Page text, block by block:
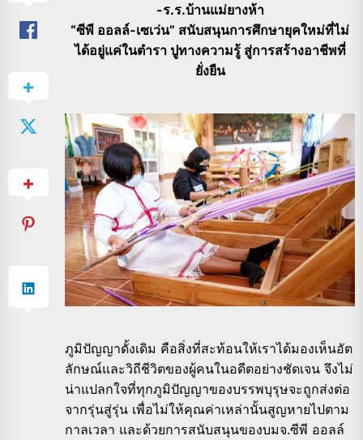
-ร.ร.บ้านแม่ยางห้า
“ซีพี ออลล์-เซเว่น” สนับสนุนการศึกษายุคใหม่ที่ไม่
ได้อยู่แค่ในตำรา ปูทางความรู้ สู่การสร้างอาชีพที่
ยั่งยืน
ภูมิปัญญาดั้งเดิม คือสิ่งที่สะท้อนให้เราได้มองเห็นอัต
ลักษณ์และวิถีชีวิตของผู้คนในอดีตอย่างชัดเจน จึงไม่
น่าแปลกใจที่ทุกภูมิปัญญาของบรรพบุรุษจะถูกส่งต่อ
จากรุ่นสู่รุ่น เพื่อไม่ให้คุณค่าเหล่านั้นสูญหายไปตาม
กาลเวลา และด้วยการสนับสนุนของบมจ.ซีพี ออลล์